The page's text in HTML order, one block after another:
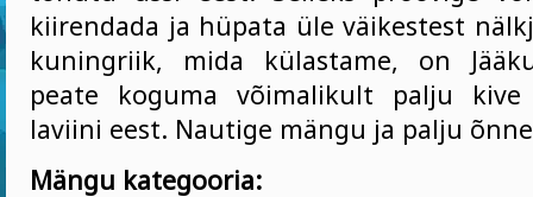
kiirendada ja hüpata üle väikestest
kuningriik, mida külastame, on
peate koguma võimalikult palju kive
laviini eest. Nautige mängu ja palju
Mängu kategooria: